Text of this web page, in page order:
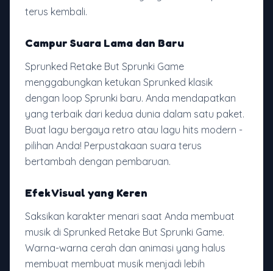
terus kembali.
Campur Suara Lama dan Baru
Sprunked Retake But Sprunki Game
menggabungkan ketukan Sprunked klasik
dengan loop Sprunki baru. Anda mendapatkan
yang terbaik dari kedua dunia dalam satu paket.
Buat lagu bergaya retro atau lagu hits modern -
pilihan Anda! Perpustakaan suara terus
bertambah dengan pembaruan.
Efek Visual yang Keren
Saksikan karakter menari saat Anda membuat
musik di Sprunked Retake But Sprunki Game.
Warna-warna cerah dan animasi yang halus
membuat membuat musik menjadi lebih